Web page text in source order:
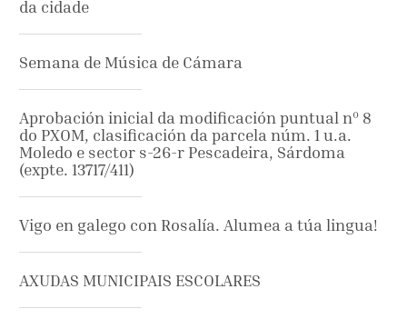
da cidade
Semana de Música de Cámara
Aprobación inicial da modificación puntual nº 8
do PXOM, clasificación da parcela núm. 1 u.a.
Moledo e sector s-26-r Pescadeira, Sárdoma
(expte. 13717/411)
Vigo en galego con Rosalía. Alumea a túa lingua!
AXUDAS MUNICIPAIS ESCOLARES